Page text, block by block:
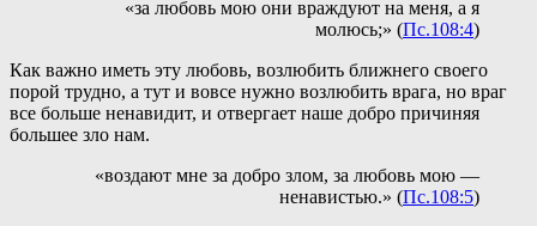
«за любовь мою они враждуют на меня, а я
молюсь;» (Пс.108:4)
Как важно иметь эту любовь, возлюбить ближнего своего
порой трудно, а тут и вовсе нужно возлюбить врага, но враг
все больше ненавидит, и отвергает наше добро причиняя
большее зло нам.
«воздают мне за добро злом, за любовь мою —
ненавистью.» (Пс.108:5)